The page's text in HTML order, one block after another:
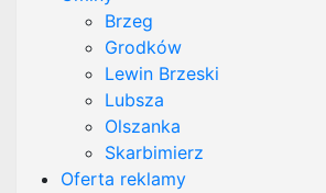
Brzeg
Grodków
Lewin Brzeski
Lubsza
Olszanka
Skarbimierz
Oferta reklamy